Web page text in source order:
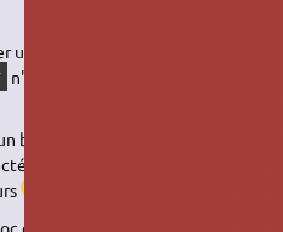
une autre série d'instructions,
n'est pas respectée, et si celle
bloc si les conditions
(ah les jeunes, ils
d'instructions